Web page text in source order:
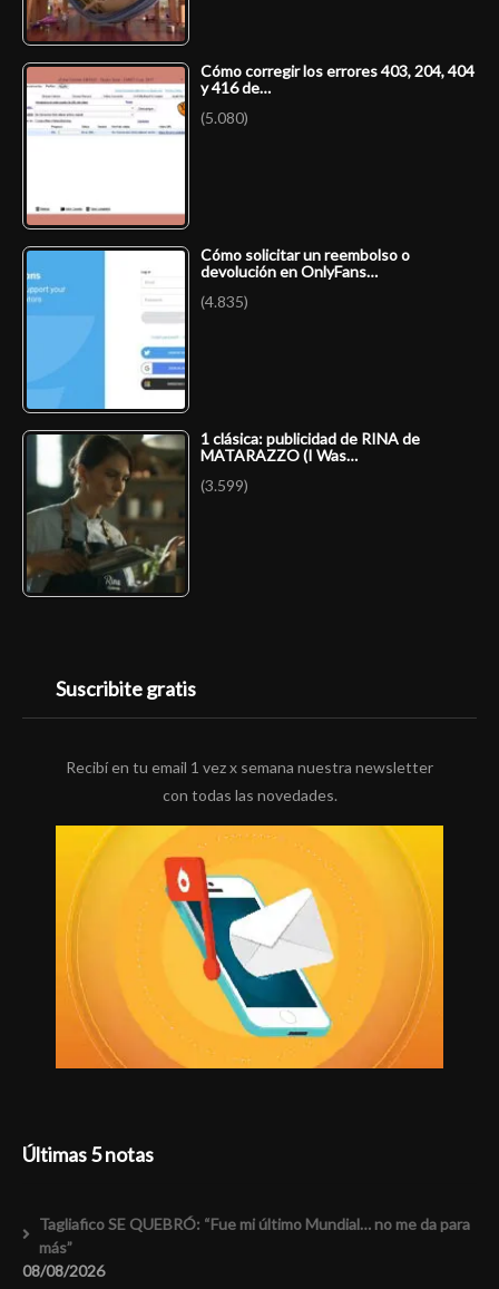
Cómo corregir los errores 403, 204, 404
y 416 de…
(5.080)
Cómo solicitar un reembolso o
devolución en OnlyFans…
(4.835)
1 clásica: publicidad de RINA de
MATARAZZO (I Was…
(3.599)
Suscribite gratis
Recibí en tu email 1 vez x semana nuestra newsletter
con todas las novedades.
Últimas 5 notas
Tagliafico SE QUEBRÓ: “Fue mi último Mundial… no me da para
más”
08/08/2026